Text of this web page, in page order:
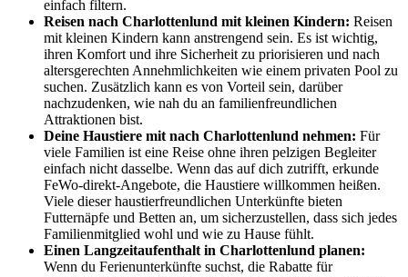
einfach filtern.
Reisen nach Charlottenlund mit kleinen Kindern: Reisen
mit kleinen Kindern kann anstrengend sein. Es ist wichtig,
ihren Komfort und ihre Sicherheit zu priorisieren und nach
altersgerechten Annehmlichkeiten wie einem privaten Pool zu
suchen. Zusätzlich kann es von Vorteil sein, darüber
nachzudenken, wie nah du an familienfreundlichen
Attraktionen bist.
Deine Haustiere mit nach Charlottenlund nehmen: Für
viele Familien ist eine Reise ohne ihren pelzigen Begleiter
einfach nicht dasselbe. Wenn das auf dich zutrifft, erkunde
FeWo-direkt-Angebote, die Haustiere willkommen heißen.
Viele dieser haustierfreundlichen Unterkünfte bieten
Futternäpfe und Betten an, um sicherzustellen, dass sich jedes
Familienmitglied wohl und wie zu Hause fühlt.
Einen Langzeitaufenthalt in Charlottenlund planen:
Wenn du Ferienunterkünfte suchst, die Rabatte für